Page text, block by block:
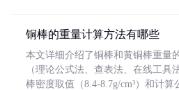
铜棒的重量计算方法有哪些
本文详细介绍了铜棒和黄铜棒重量
（理论公式法、查表法、在线工具
棒密度取值（8.4-8.7g/cm³）和计